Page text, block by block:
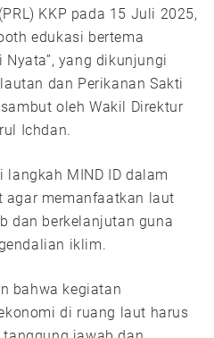
KKP pada 15 Juli 2025,
edukasi bertema
Nyata”, yang dikunjungi
dan Perikanan Sakti
oleh Wakil Direktur
Ichdan.
langkah MIND ID dalam
agar memanfaatkan laut
dan berkelanjutan guna
iklim.
bahwa kegiatan
di ruang laut harus